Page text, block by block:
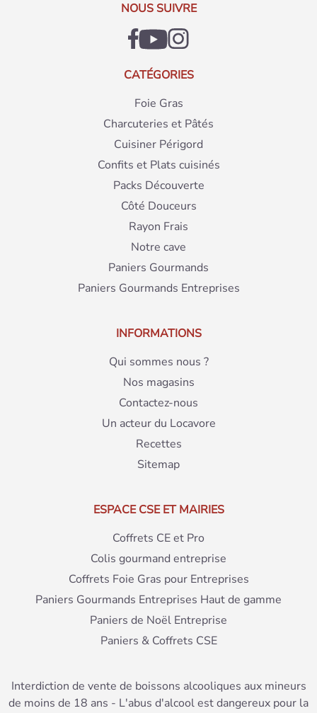
NOUS SUIVRE
CATÉGORIES
Foie Gras
Charcuteries et Pâtés
Cuisiner Périgord
Confits et Plats cuisinés
Packs Découverte
Côté Douceurs
Rayon Frais
Notre cave
Paniers Gourmands
Paniers Gourmands Entreprises
INFORMATIONS
Qui sommes nous ?
Nos magasins
Contactez-nous
Un acteur du Locavore
Recettes
Sitemap
ESPACE CSE ET MAIRIES
Coffrets CE et Pro
Colis gourmand entreprise
Coffrets Foie Gras pour Entreprises
Paniers Gourmands Entreprises Haut de gamme
Paniers de Noël Entreprise
Paniers & Coffrets CSE
Interdiction de vente de boissons alcooliques aux mineurs
de moins de 18 ans - L'abus d'alcool est dangereux pour la